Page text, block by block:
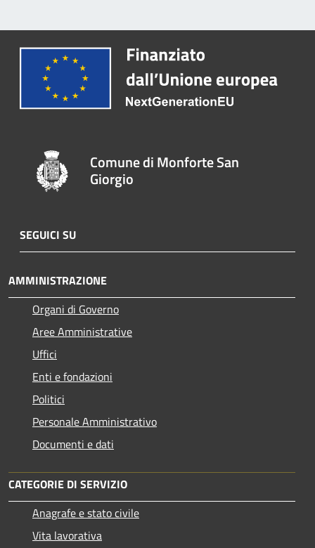
Comune di Monforte San
Giorgio
SEGUICI SU
AMMINISTRAZIONE
Organi di Governo
Aree Amministrative
Uffici
Enti e fondazioni
Politici
Personale Amministrativo
Documenti e dati
CATEGORIE DI SERVIZIO
Anagrafe e stato civile
Vita lavorativa